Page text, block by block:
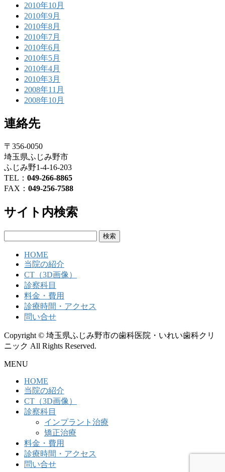
2010年10月
2010年9月
2010年8月
2010年7月
2010年6月
2010年5月
2010年4月
2010年3月
2008年11月
2008年10月
連絡先
〒356-0050
埼玉県ふじみ野市
ふじみ野1-4-16-203
TEL： 049-266-8865
FAX： 049-256-7588
サイト内検索
HOME
当院の紹介
CT（3D画像）
診察科目
料金・費用
診療時間・アクセス
問い合せ
Copyright © 埼玉県ふじみ野市の歯科医院・いれい歯科クリ
ニック All Rights Reserved.
MENU
HOME
当院の紹介
CT（3D画像）
診察科目
インプラント治療
矯正治療
料金・費用
診療時間・アクセス
問い合せ